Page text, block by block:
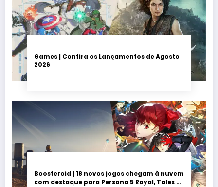
Games | Confira os Lançamentos de Agosto
2026
Boosteroid | 18 novos jogos chegam à nuvem
com destaque para Persona 5 Royal, Tales of